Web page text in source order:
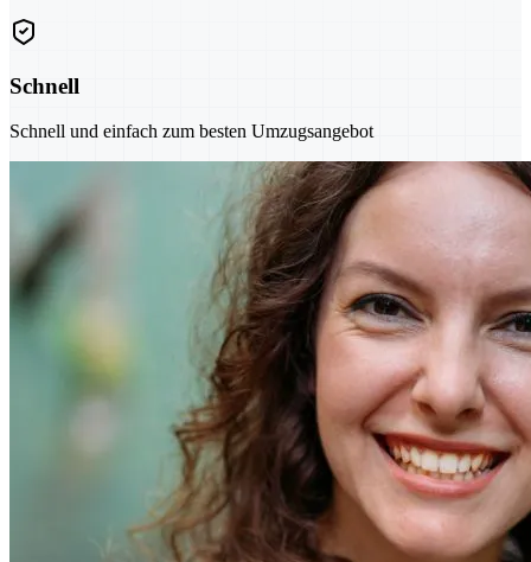
Schnell
Schnell und einfach zum besten Umzugsangebot